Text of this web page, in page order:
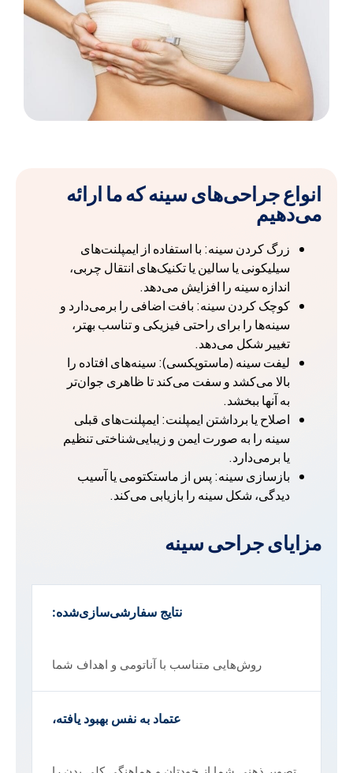
انواع جراحی‌های سینه که ما ارائه
می‌دهیم
زرگ کردن سینه: با استفاده از ایمپلنت‌های
سیلیکونی یا سالین یا تکنیک‌های انتقال چربی،
اندازه سینه را افزایش می‌دهد.
کوچک کردن سینه: بافت اضافی را برمی‌دارد و
سینه‌ها را برای راحتی فیزیکی و تناسب بهتر،
تغییر شکل می‌دهد.
لیفت سینه (ماستوپکسی): سینه‌های افتاده را
بالا می‌کشد و سفت می‌کند تا ظاهری جوان‌تر
به آنها ببخشد.
اصلاح یا برداشتن ایمپلنت: ایمپلنت‌های قبلی
سینه را به صورت ایمن و زیبایی‌شناختی تنظیم
یا برمی‌دارد.
بازسازی سینه: پس از ماستکتومی یا آسیب
دیدگی، شکل سینه را بازیابی می‌کند.
مزایای جراحی سینه
نتایج سفارشی‌سازی‌شده:
روش‌هایی متناسب با آناتومی و اهداف شما
عتماد به نفس بهبود یافته،